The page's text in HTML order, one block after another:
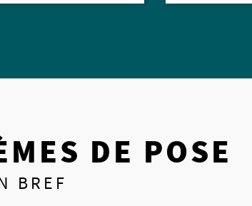
DE POSE
BREF